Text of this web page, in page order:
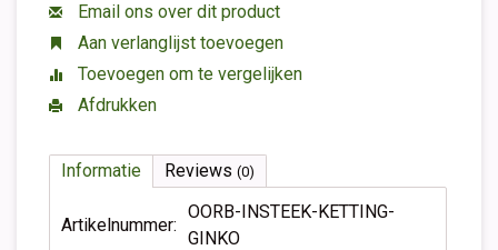
Email ons over dit product
Aan verlanglijst toevoegen
Toevoegen om te vergelijken
Afdrukken
Informatie Reviews (0)
Artikelnummer:
OORB-INSTEEK-KETTING-
GINKO